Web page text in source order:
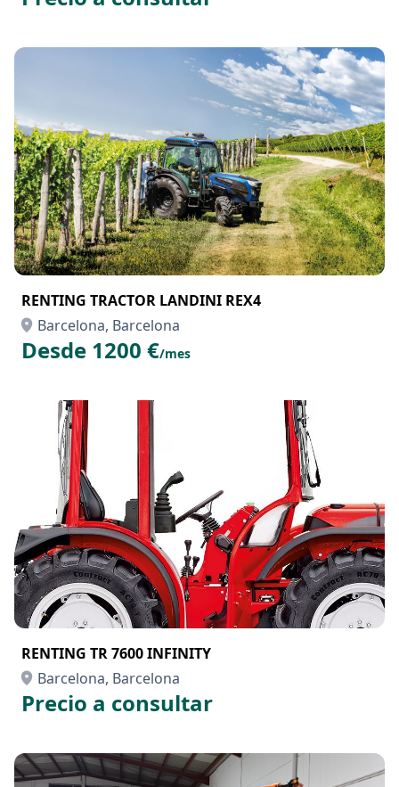
RENTING TRACTOR LANDINI REX4
Barcelona, Barcelona
Desde 1200 €/mes
RENTING TR 7600 INFINITY
Barcelona, Barcelona
Precio a consultar